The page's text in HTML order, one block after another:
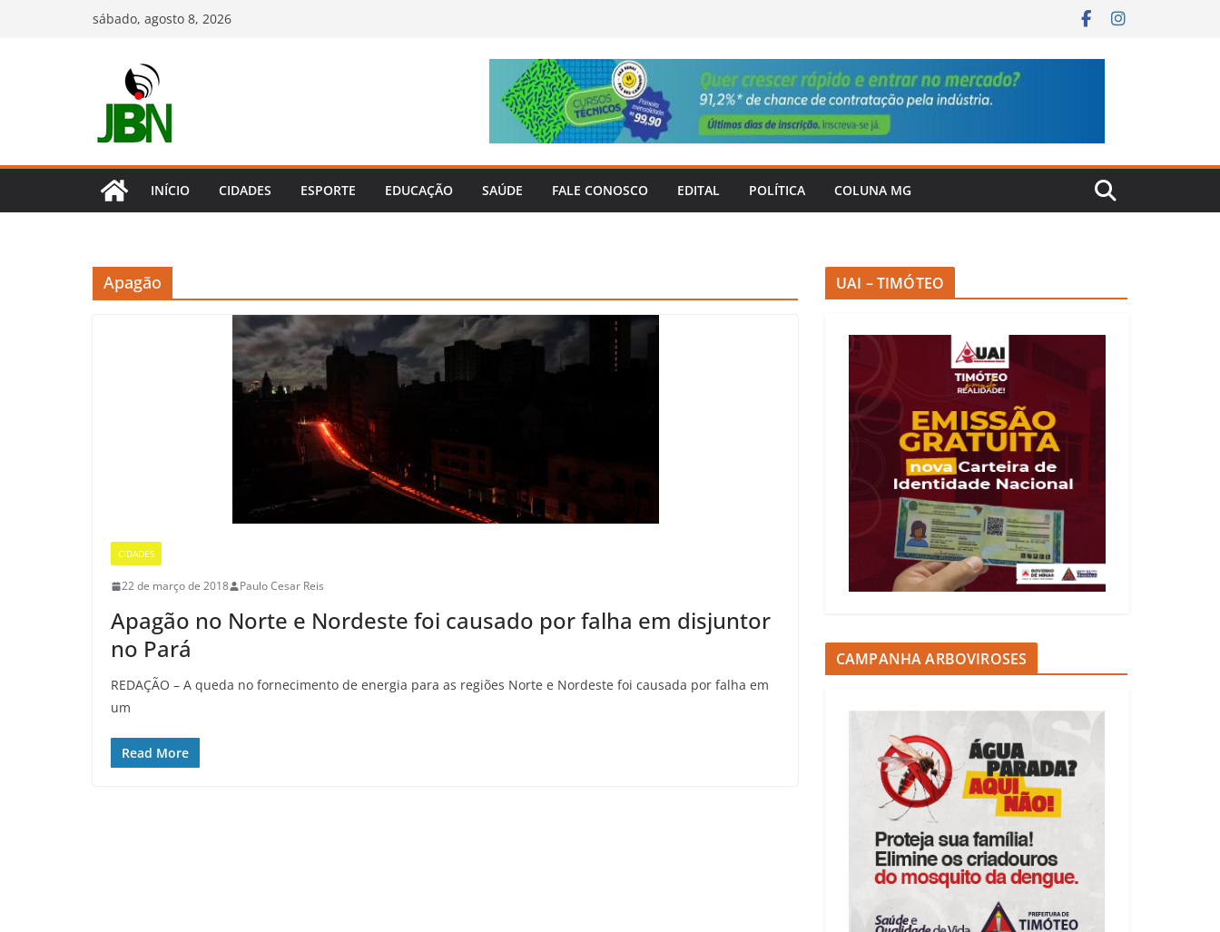
sábado, agosto 8, 2026
INÍCIO CIDADES ESPORTE EDUCAÇÃO SAÚDE FALE CONOSCO EDITAL POLÍTICA COLUNA MG
Apagão
CIDADES
22 de março de 2018 Paulo Cesar Reis
Apagão no Norte e Nordeste foi causado por falha em disjuntor
no Pará
REDAÇÃO – A queda no fornecimento de energia para as regiões Norte e Nordeste foi causada por falha em
um
Read More
UAI – TIMÓTEO
CAMPANHA ARBOVIROSES